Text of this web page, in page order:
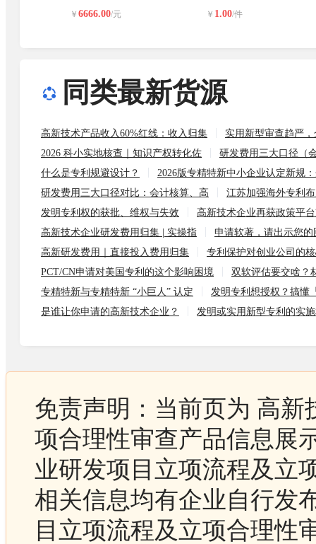
￥6666.00/元 ￥ 1.00/件
同类最新货源
高新技术产品收入60%红线：收入归集
实用新型审查趋严
2026 科小实地核查｜知识产权转化佐
研发费用三大口径（
什么是专利规避设计？
2026版专精特新中小企业认定新规
研发费用三大口径对比：会计核算、高
江苏加强海外专利
发明专利权的获批、维权与失效
高新技术企业再获政策平
高新技术企业研发费用归集 | 实操指
申请软著，请出示您
高新研发费用｜直接投入费用归集
专利保护对创业公司的
PCT/CN申请对美国专利的这个影响困境
双软评估要交啥？
专精特新与专精特新 “小巨人” 认定
发明专利想授权？搞懂
是谁让你申请的高新技术企业？
发明或实用新型专利的实
免责声明：当前页为 高
项合理性审查产品信息展
业研发项目立项流程及立
相关信息均有企业自行发
目立项流程及立项合理性